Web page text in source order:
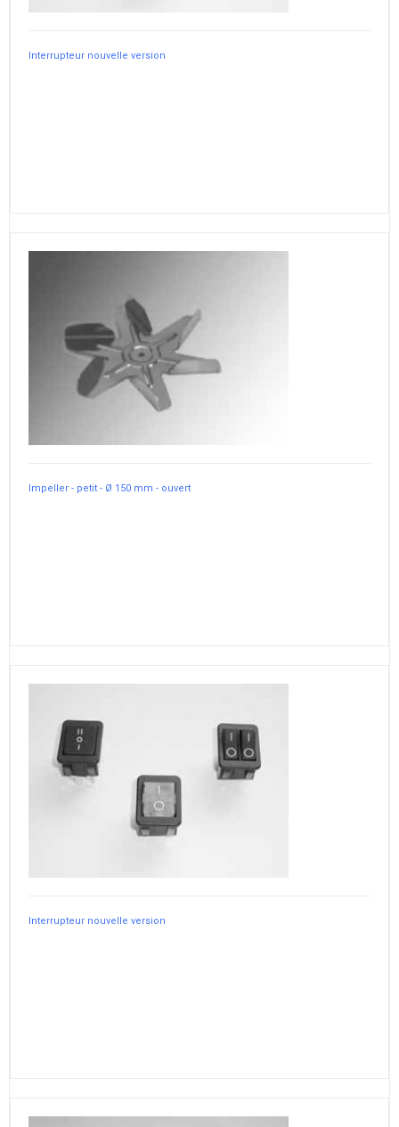
Interrupteur nouvelle version
Impeller - petit - Ø 150 mm - ouvert
Interrupteur nouvelle version